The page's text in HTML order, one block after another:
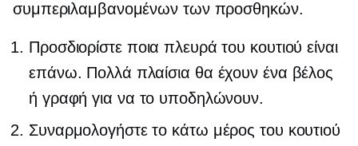
συμπεριλαμβανομένων των προσθηκών.
Προσδιορίστε ποια πλευρά του κουτιού είναι
επάνω. Πολλά πλαίσια θα έχουν ένα βέλος
ή γραφή για να το υποδηλώνουν.
Συναρμολογήστε το κάτω μέρος του κουτιού